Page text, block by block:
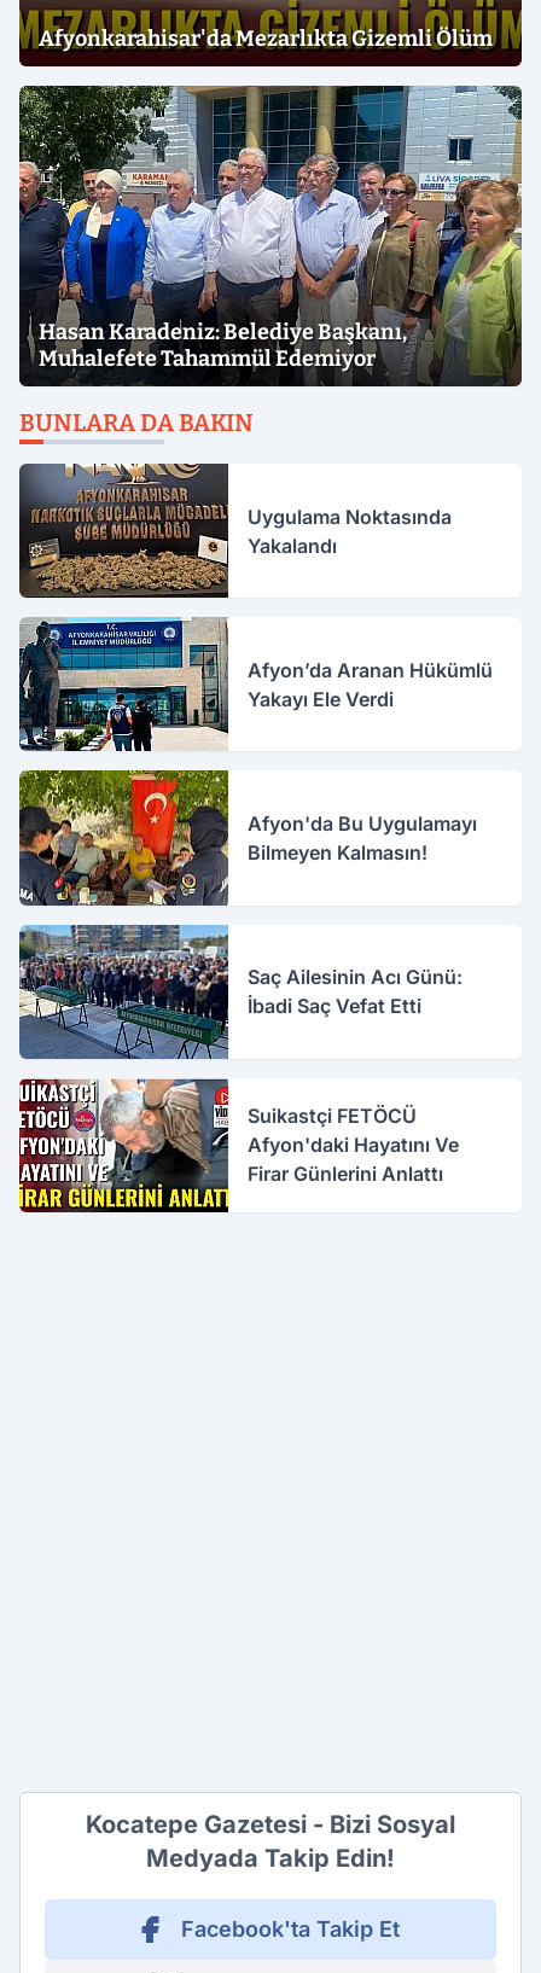
Afyonkarahisar'da Mezarlıkta Gizemli Ölüm
Hasan Karadeniz: Belediye Başkanı,
Muhalefete Tahammül Edemiyor
BUNLARA DA BAKIN
Uygulama Noktasında
Yakalandı
Afyon’da Aranan Hükümlü
Yakayı Ele Verdi
Afyon'da Bu Uygulamayı
Bilmeyen Kalmasın!
Saç Ailesinin Acı Günü:
İbadi Saç Vefat Etti
Suikastçi FETÖCÜ
Afyon'daki Hayatını Ve
Firar Günlerini Anlattı
Kocatepe Gazetesi - Bizi Sosyal
Medyada Takip Edin!
Facebook'ta Takip Et